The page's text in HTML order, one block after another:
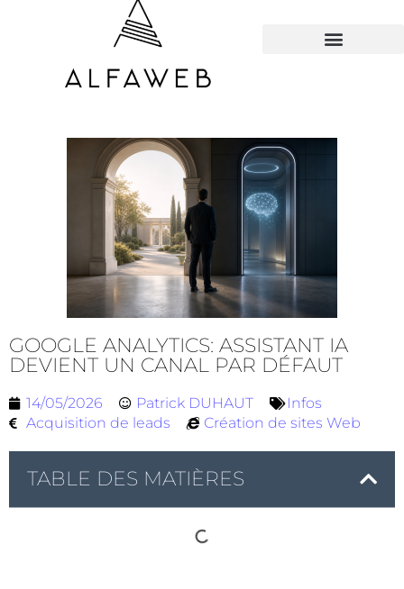
GOOGLE ANALYTICS: ASSISTANT IA
DEVIENT UN CANAL PAR DÉFAUT
14/05/2026 Patrick DUHAUT
Infos
Acquisition de leads
Création de sites Web
TABLE DES MATIÈRES